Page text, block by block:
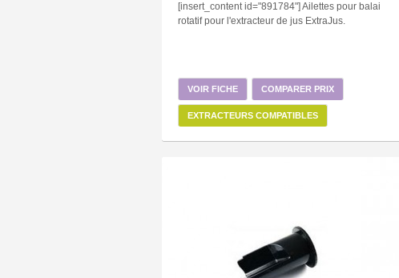
[insert_content id="891784"] Ailettes pour balai
rotatif pour l'extracteur de jus ExtraJus.
VOIR FICHE COMPARER PRIX
EXTRACTEURS COMPATIBLES